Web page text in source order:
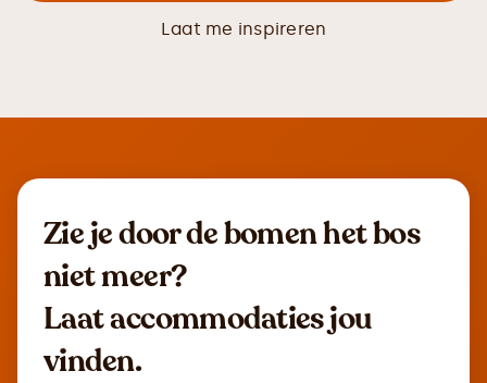
Laat me inspireren
Zie je door de bomen het bos
niet meer?
Laat accommodaties jou
vinden.